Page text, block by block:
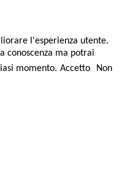
l'esperienza utente.
conoscenza ma potrai
momento. Accetto
Non